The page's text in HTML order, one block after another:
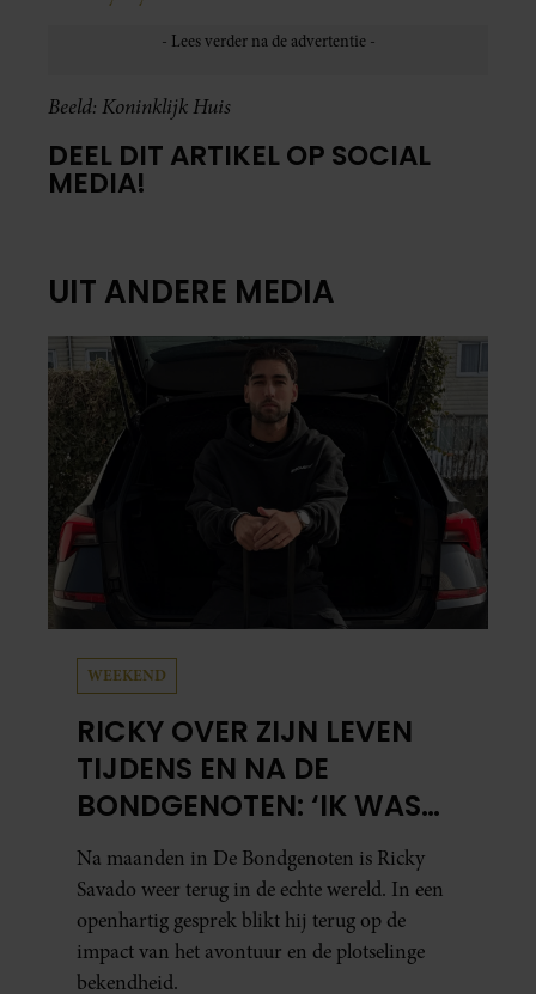
Beeld: Koninklijk Huis
DEEL DIT ARTIKEL OP SOCIAL
MEDIA!
UIT ANDERE MEDIA
WEEKEND
RICKY OVER ZIJN LEVEN
TIJDENS EN NA DE
BONDGENOTEN: ‘IK WAS
MENTAAL EN FYSIEK
UITGEPUT’
Na maanden in De Bondgenoten is Ricky
Savado weer terug in de echte wereld. In een
openhartig gesprek blikt hij terug op de
impact van het avontuur en de plotselinge
bekendheid.